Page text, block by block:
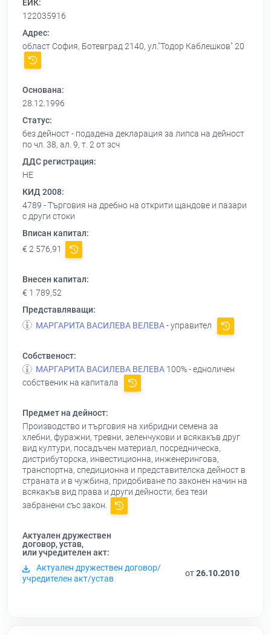
ЕИК:
122035916
Адрес:
област София, Ботевград 2140, ул."Тодор Каблешков" 20
Основана:
28.12.1996
Статус:
без дейност - подадена декларация за липса на дейност
по чл. 38, ал. 9, т. 2 от зсч
ДДС регистрация:
НЕ
КИД 2008:
4789 - Търговия на дребно на открити щандове и пазари
с други стоки
Вписан капитал:
€ 2 576,91
Внесен капитал:
€ 1 789,52
Представляващи:
МАРГАРИТА ВАСИЛЕВА ВЕЛЕВА- управител
Собственост:
МАРГАРИТА ВАСИЛЕВА ВЕЛЕВА 100% - едноличен
собственик на капитала
Предмет на дейност:
Производство и търговия на хибридни семена за
хлебни, фуражни, тревни, зеленчукови и всякакъв друг
вид култури, посадъчен материал, посредническа,
дистрибуторска, инвестиционна, инженерингова,
транспортна, спедиционна и представителска дейност в
страната и в чужбина, придобиване по законен начин на
всякакъв вид права и други дейности, без тези
забранени със закон.
Актуален дружествен
договор, устав,
или учредителен акт:
Актуален дружествен договор/
учредителен акт/устав
от26.10.2010